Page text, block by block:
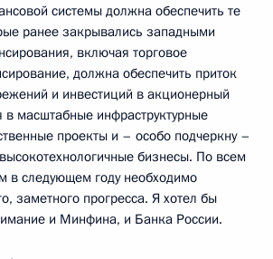
системы должна обеспечить те
ранее закрывались западными
включая торговое
должна обеспечить приток
и инвестиций в акционерный
в масштабные инфраструктурные
проекты и – особо подчеркну –
бизнесы. По всем
в следующем году необходимо
заметного прогресса. Я хотел бы
и Минфина, и Банка России.